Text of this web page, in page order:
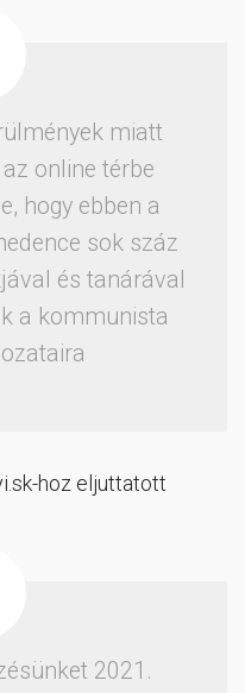
miatt
online térbe
hogy ebben a
sok száz
és tanárával
a kommunista
hoz eljuttatott
2021.